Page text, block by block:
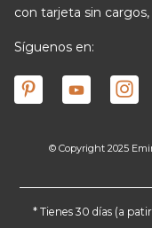
con tarjeta sin
Síguenos en:
© Copyright 2025
* Tienes 30 días (a